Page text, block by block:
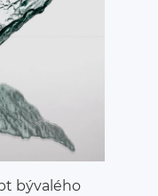
bývalého